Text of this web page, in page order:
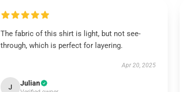
The fabric of this shirt is light, but not see-
through, which is perfect for layering.
Apr 20, 2025
J Julian